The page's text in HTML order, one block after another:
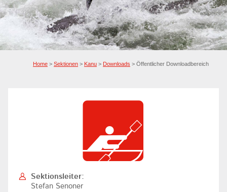
Home > Sektionen > Kanu > Downloads > Öffentlicher Downloadbereich
Sektionsleiter:
Stefan Senoner